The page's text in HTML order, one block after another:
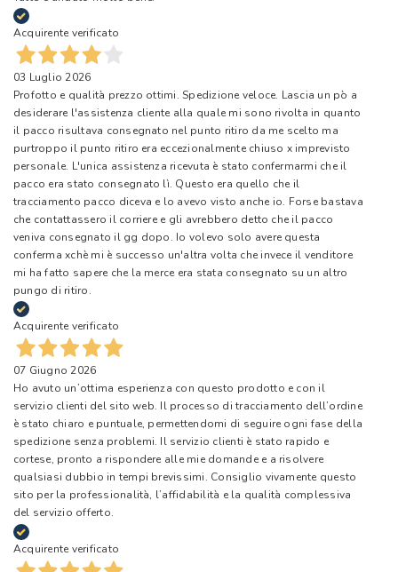
Acquirente verificato
03 Luglio 2026
Profotto e qualità prezzo ottimi. Spedizione veloce. Lascia un pò a
desiderare l'assistenza cliente alla quale mi sono rivolta in quanto
il pacco risultava consegnato nel punto ritiro da me scelto ma
purtroppo il punto ritiro era eccezionalmente chiuso x imprevisto
personale. L'unica assistenza ricevuta è stato confermarmi che il
pacco era stato consegnato lì. Questo era quello che il
tracciamento pacco diceva e lo avevo visto anche io. Forse bastava
che contattassero il corriere e gli avrebbero detto che il pacco
veniva consegnato il gg dopo. Io volevo solo avere questa
conferma xchè mi è successo un'altra volta che invece il venditore
mi ha fatto sapere che la merce era stata consegnato su un altro
pungo di ritiro.
Acquirente verificato
07 Giugno 2026
Ho avuto un’ottima esperienza con questo prodotto e con il
servizio clienti del sito web. Il processo di tracciamento dell’ordine
è stato chiaro e puntuale, permettendomi di seguire ogni fase della
spedizione senza problemi. Il servizio clienti è stato rapido e
cortese, pronto a rispondere alle mie domande e a risolvere
qualsiasi dubbio in tempi brevissimi. Consiglio vivamente questo
sito per la professionalità, l’affidabilità e la qualità complessiva
del servizio offerto.
Acquirente verificato